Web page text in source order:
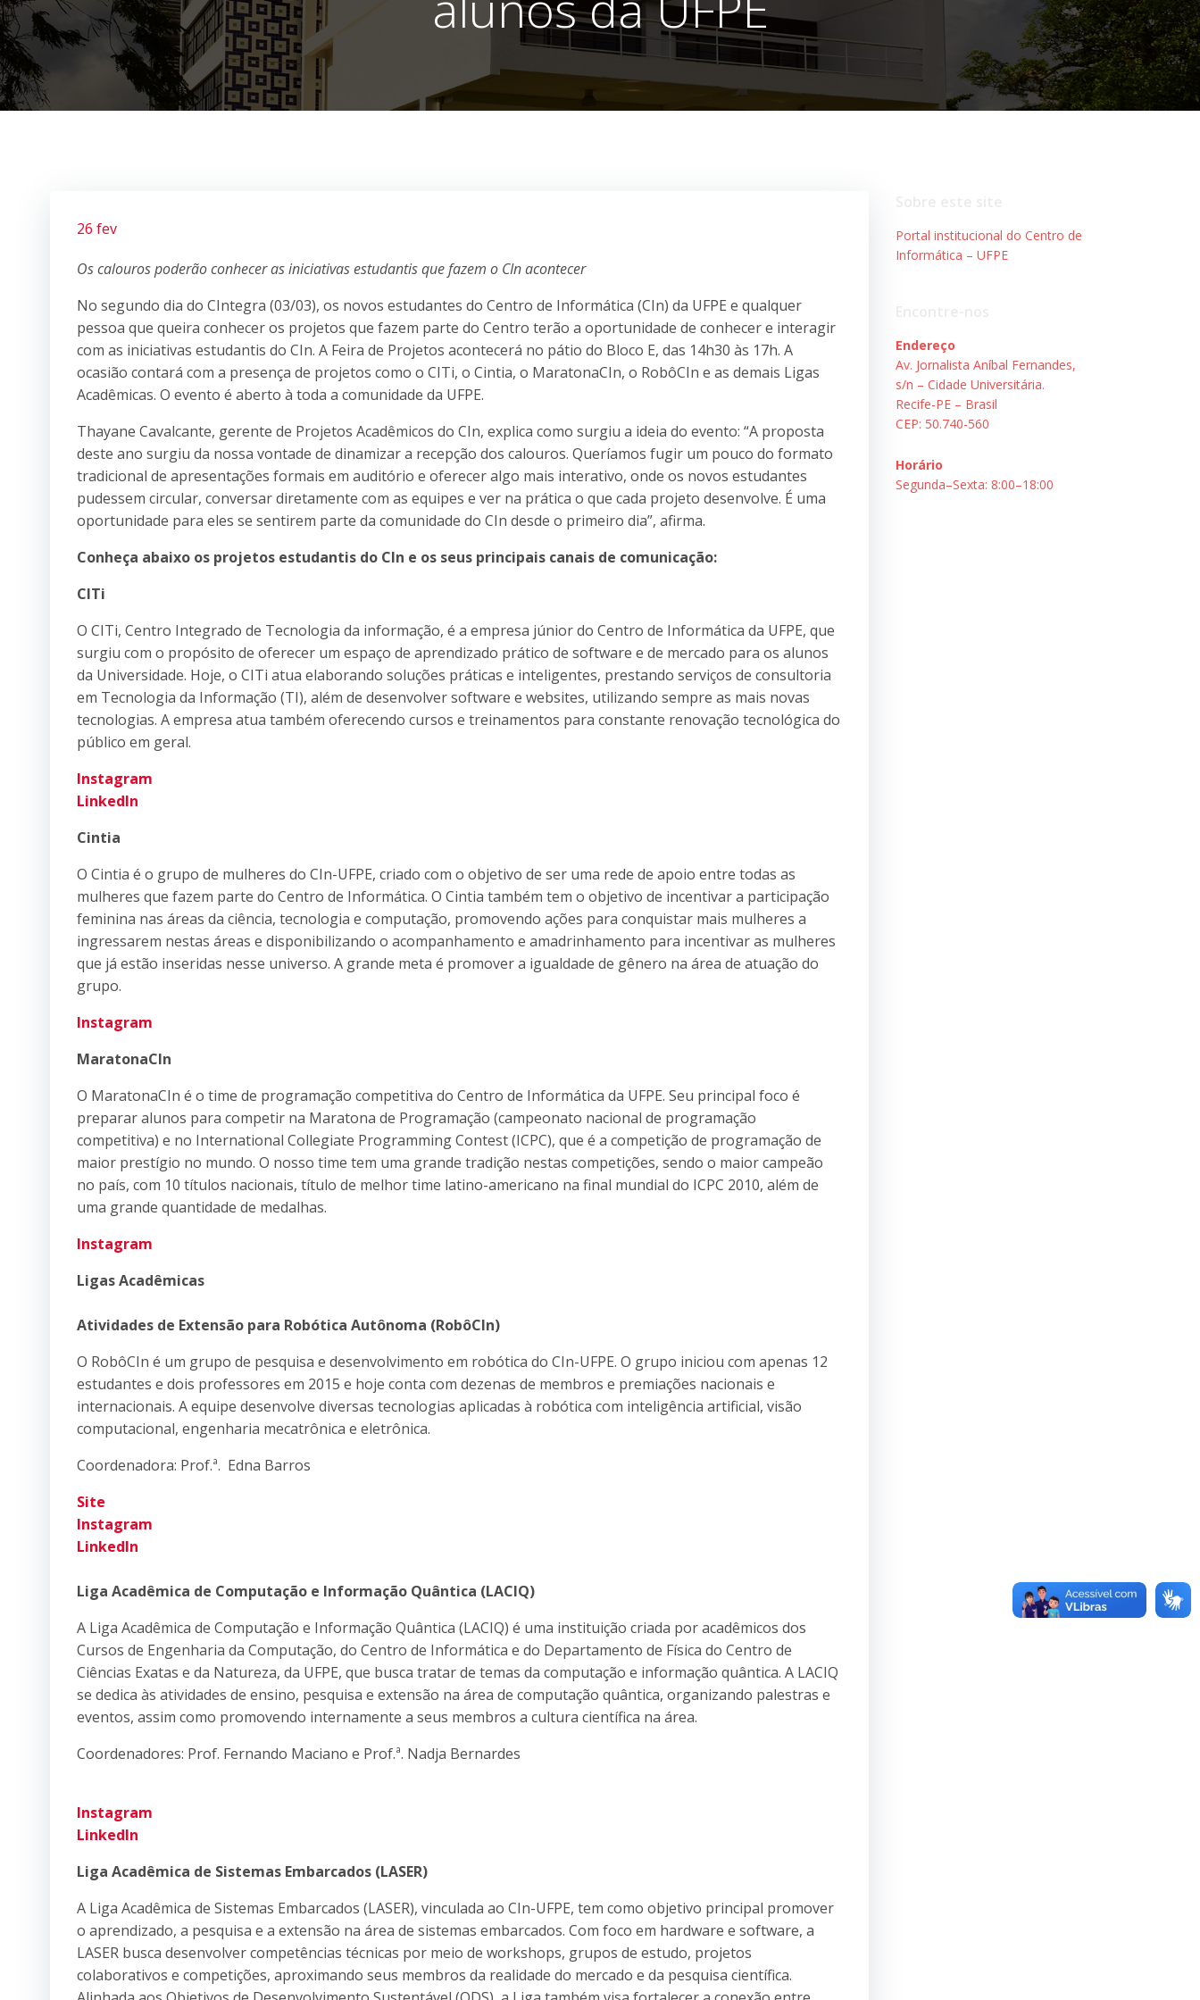
26 fev
Os calouros poderão conhecer as iniciativas estudantis que fazem o CIn acontecer
No segundo dia do CIntegra (03/03), os novos estudantes do Centro de Informática (CIn) da UFPE e qualquer
pessoa que queira conhecer os projetos que fazem parte do Centro terão a oportunidade de conhecer e interagir
com as iniciativas estudantis do CIn. A Feira de Projetos acontecerá no pátio do Bloco E, das 14h30 às 17h. A
ocasião contará com a presença de projetos como o CITi, o Cintia, o MaratonaCIn, o RobôCIn e as demais Ligas
Acadêmicas. O evento é aberto à toda a comunidade da UFPE.
Thayane Cavalcante, gerente de Projetos Acadêmicos do CIn, explica como surgiu a ideia do evento: “A proposta
deste ano surgiu da nossa vontade de dinamizar a recepção dos calouros. Queríamos fugir um pouco do formato
tradicional de apresentações formais em auditório e oferecer algo mais interativo, onde os novos estudantes
pudessem circular, conversar diretamente com as equipes e ver na prática o que cada projeto desenvolve. É uma
oportunidade para eles se sentirem parte da comunidade do CIn desde o primeiro dia”, afirma.
Conheça abaixo os projetos estudantis do CIn e os seus principais canais de comunicação:
CITi
O CITi, Centro Integrado de Tecnologia da informação, é a empresa júnior do Centro de Informática da UFPE, que
surgiu com o propósito de oferecer um espaço de aprendizado prático de software e de mercado para os alunos
da Universidade. Hoje, o CITi atua elaborando soluções práticas e inteligentes, prestando serviços de consultoria
em Tecnologia da Informação (TI), além de desenvolver software e websites, utilizando sempre as mais novas
tecnologias. A empresa atua também oferecendo cursos e treinamentos para constante renovação tecnológica do
público em geral.
Instagram
LinkedIn
Cintia
O Cintia é o grupo de mulheres do CIn-UFPE, criado com o objetivo de ser uma rede de apoio entre todas as
mulheres que fazem parte do Centro de Informática. O Cintia também tem o objetivo de incentivar a participação
feminina nas áreas da ciência, tecnologia e computação, promovendo ações para conquistar mais mulheres a
ingressarem nestas áreas e disponibilizando o acompanhamento e amadrinhamento para incentivar as mulheres
que já estão inseridas nesse universo. A grande meta é promover a igualdade de gênero na área de atuação do
grupo.
Instagram
MaratonaCIn
O MaratonaCIn é o time de programação competitiva do Centro de Informática da UFPE. Seu principal foco é
preparar alunos para competir na Maratona de Programação (campeonato nacional de programação
competitiva) e no International Collegiate Programming Contest (ICPC), que é a competição de programação de
maior prestígio no mundo. O nosso time tem uma grande tradição nestas competições, sendo o maior campeão
no país, com 10 títulos nacionais, título de melhor time latino-americano na final mundial do ICPC 2010, além de
uma grande quantidade de medalhas.
Instagram
Ligas Acadêmicas
Atividades de Extensão para Robótica Autônoma (RobôCIn)
O RobôCIn é um grupo de pesquisa e desenvolvimento em robótica do CIn-UFPE. O grupo iniciou com apenas 12
estudantes e dois professores em 2015 e hoje conta com dezenas de membros e premiações nacionais e
internacionais. A equipe desenvolve diversas tecnologias aplicadas à robótica com inteligência artificial, visão
computacional, engenharia mecatrônica e eletrônica.
Coordenadora: Prof.ª. Edna Barros
Site
Instagram
LinkedIn
Liga Acadêmica de Computação e Informação Quântica (LACIQ)
A Liga Acadêmica de Computação e Informação Quântica (LACIQ) é uma instituição criada por acadêmicos dos
Cursos de Engenharia da Computação, do Centro de Informática e do Departamento de Física do Centro de
Ciências Exatas e da Natureza, da UFPE, que busca tratar de temas da computação e informação quântica. A LACIQ
se dedica às atividades de ensino, pesquisa e extensão na área de computação quântica, organizando palestras e
eventos, assim como promovendo internamente a seus membros a cultura científica na área.
Coordenadores: Prof. Fernando Maciano e Prof.ª. Nadja Bernardes
Instagram
LinkedIn
Liga Acadêmica de Sistemas Embarcados (LASER)
A Liga Acadêmica de Sistemas Embarcados (LASER), vinculada ao CIn-UFPE, tem como objetivo principal promover
o aprendizado, a pesquisa e a extensão na área de sistemas embarcados. Com foco em hardware e software, a
LASER busca desenvolver competências técnicas por meio de workshops, grupos de estudo, projetos
colaborativos e competições, aproximando seus membros da realidade do mercado e da pesquisa científica.
Portal institucional do Centro de
Informática – UFPE
Endereço
Av. Jornalista Aníbal Fernandes,
s/n – Cidade Universitária.
Recife-PE – Brasil
CEP: 50.740-560
Horário
Segunda–Sexta: 8:00–18:00